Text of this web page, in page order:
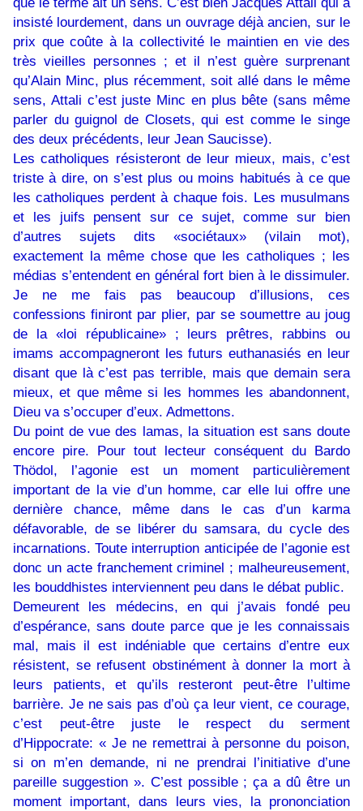
insisté lourdement, dans un ouvrage déjà ancien, sur le
prix que coûte à la collectivité le maintien en vie des
très vieilles personnes ; et il n’est guère surprenant
qu’Alain Minc, plus récemment, soit allé dans le même
sens, Attali c’est juste Minc en plus bête (sans même
parler du guignol de Closets, qui est comme le singe
des deux précédents, leur Jean Saucisse).
Les catholiques résisteront de leur mieux, mais, c’est
triste à dire, on s’est plus ou moins habitués à ce que
les catholiques perdent à chaque fois. Les musulmans
et les juifs pensent sur ce sujet, comme sur bien
d’autres sujets dits «sociétaux» (vilain mot),
exactement la même chose que les catholiques ; les
médias s’entendent en général fort bien à le dissimuler.
Je ne me fais pas beaucoup d’illusions, ces
confessions finiront par plier, par se soumettre au joug
de la «loi républicaine» ; leurs prêtres, rabbins ou
imams accompagneront les futurs euthanasiés en leur
disant que là c’est pas terrible, mais que demain sera
mieux, et que même si les hommes les abandonnent,
Dieu va s’occuper d’eux. Admettons.
Du point de vue des lamas, la situation est sans doute
encore pire. Pour tout lecteur conséquent du Bardo
Thödol, l’agonie est un moment particulièrement
important de la vie d’un homme, car elle lui offre une
dernière chance, même dans le cas d’un karma
défavorable, de se libérer du samsara, du cycle des
incarnations. Toute interruption anticipée de l’agonie est
donc un acte franchement criminel ; malheureusement,
les bouddhistes interviennent peu dans le débat public.
Demeurent les médecins, en qui j’avais fondé peu
d’espérance, sans doute parce que je les connaissais
mal, mais il est indéniable que certains d’entre eux
résistent, se refusent obstinément à donner la mort à
leurs patients, et qu’ils resteront peut-être l’ultime
barrière. Je ne sais pas d’où ça leur vient, ce courage,
c’est peut-être juste le respect du serment
d’Hippocrate: « Je ne remettrai à personne du poison,
si on m’en demande, ni ne prendrai l’initiative d’une
pareille suggestion ». C’est possible ; ça a dû être un
moment important, dans leurs vies, la prononciation